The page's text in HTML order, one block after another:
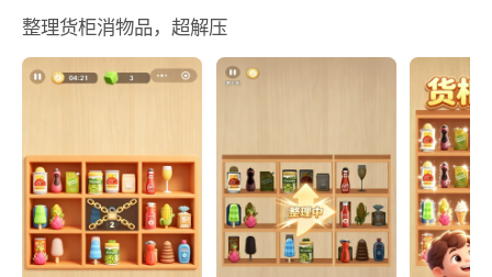
整理货柜消物品，超解压